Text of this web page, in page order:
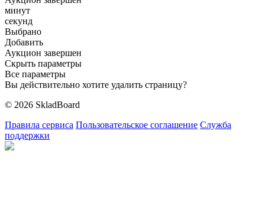
минут
секунд
Выбрано
Добавить
Аукцион завершен
Скрыть параметры
Все параметры
Вы действительно хотите удалить страницу?
© 2026 SkladBoard
Правила сервиса Пользовательское соглашение Служба
поддержки